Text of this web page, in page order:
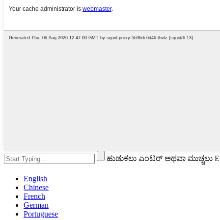
ಹುಡುಕಲು ಎಂಟರ್ ಅಥವಾ ಮುಚ್ಚಲು
English
Chinese
French
German
Portuguese